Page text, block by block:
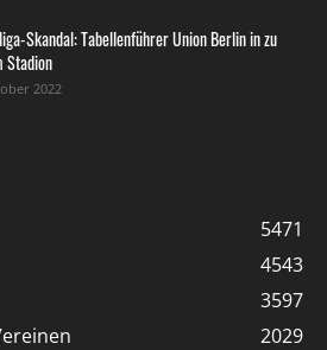
Skandal: Tabellenführer Union Berlin in zu
Stadion
2022
5471
4543
3597
2029